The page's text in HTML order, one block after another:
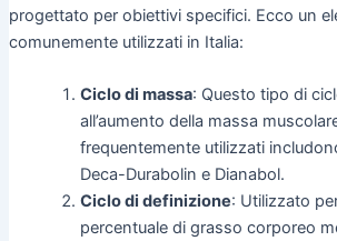
progettato per obiettivi specifici. Ecco un
comunemente utilizzati in Italia:
Ciclo di massa: Questo tipo di
all’aumento della massa
frequentemente utilizzati
Deca-Durabolin e Dianabol.
Ciclo di definizione: Utilizzato
percentuale di grasso corporeo